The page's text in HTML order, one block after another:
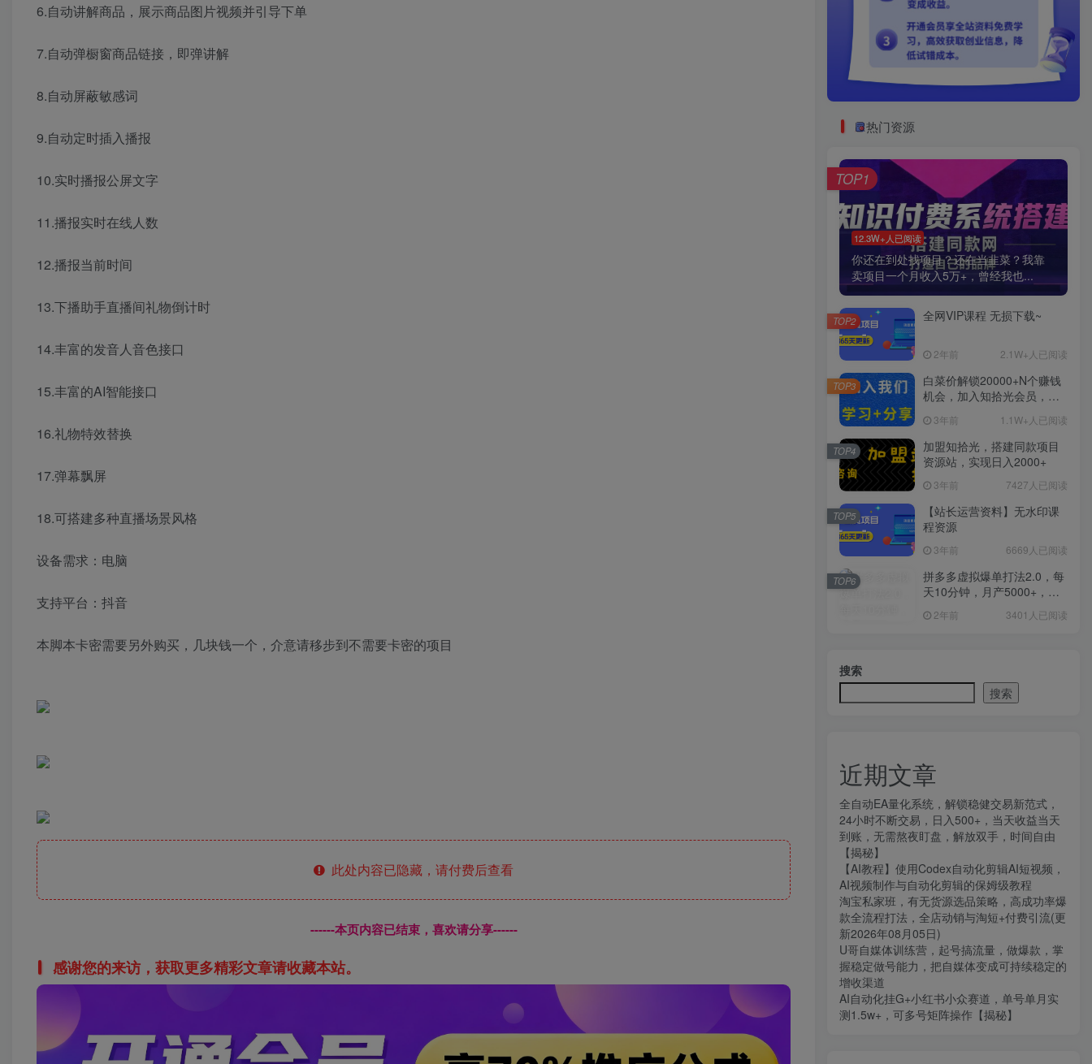
6.自动讲解商品，展示商品图片视频并引导下单
7.自动弹橱窗商品链接，即弹讲解
8.自动屏蔽敏感词
9.自动定时插入播报
10.实时播报公屏文字
11.播报实时在线人数
12.播报当前时间
13.下播助手直播间礼物倒计时
14.丰富的发音人音色接口
15.丰富的AI智能接口
16.礼物特效替换
17.弹幕飘屏
18.可搭建多种直播场景风格
设备需求：电脑
支持平台：抖音
本脚本卡密需要另外购买，几块钱一个，介意请移步到不需要卡密的项目
此处内容已隐藏，请付费后查看
------本页内容已结束，喜欢请分享------
感谢您的来访，获取更多精彩文章请收藏本站。
热门资源
12.3W+人已阅读
你还在到处找项目？还在当韭菜？我靠
卖项目一个月收入5万+，曾经我也...
TOP1
全网VIP课程 无损下载~
2年前 2.1W+人已阅读
TOP2
白菜价解锁20000+N个赚钱
机会，加入知拾光会员，全
3年前 1.1W+人已阅读
TOP3
加盟知拾光，搭建同款项目
资源站，实现日入2000+
3年前 7427人已阅读
TOP4
【站长运营资料】无水印课
程资源
3年前 6669人已阅读
TOP5
拼多多虚拟爆单打法2.0，每
天10分钟，月产5000+，从0
2年前 3401人已阅读
TOP6
搜索
搜索
近期文章
全自动EA量化系统，解锁稳健交易新范式，
24小时不断交易，日入500+，当天收益当天
到账，无需熬夜盯盘，解放双手，时间自由
【揭秘】
【AI教程】使用Codex自动化剪辑AI短视频，
AI视频制作与自动化剪辑的保姆级教程
淘宝私家班，有无货源选品策略，高成功率爆
款全流程打法，全店动销与淘短+付费引流(更
新2026年08月05日)
U哥自媒体训练营，起号搞流量，做爆款，掌
握稳定做号能力，把自媒体变成可持续稳定的
增收渠道
AI自动化挂G+小红书小众赛道，单号单月实
测1.5w+，可多号矩阵操作【揭秘】